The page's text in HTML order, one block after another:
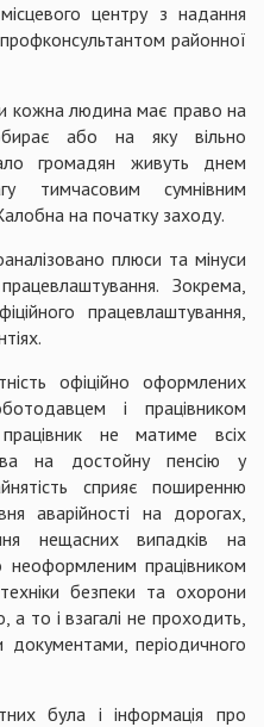
центру з надання
районної
кожна людина має право на
або на яку вільно
громадян живуть днем
тимчасовим сумнівним
на початку заходу.
плюси та мінуси
Зокрема,
працевлаштування,
офіційно оформлених
і працівником
не матиме всіх
на достойну пенсію у
сприяє поширенню
аварійності на дорогах,
нещасних випадків на
неоформленим працівником
безпеки та охорони
а то і взагалі не проходить,
періодичного
була і інформація про